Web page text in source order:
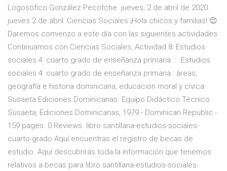
Logosófico González Pecotche. jueves, 2 de abril de 2020.
jueves 2 de abril: Ciencias Sociales ¡Hola chicos y familias! 😊
Daremos comienzo a este día con las siguientes actividades:
Continuamos con Ciencias Sociales, Actividad 8: Estudios
sociales 4: cuarto grado de enseñanza primaria ... Estudios
sociales 4: cuarto grado de enseñanza primaria : áreas,
geografía e historia dominicana, educación moral y cívica.
Susaeta Ediciones Dominicanas. Equipo Didáctico Técnico.
Susaeta, Ediciones Dominicanas, 1979 - Dominican Republic -
159 pages. 0 Reviews. libro santillana-estudios-sociales-
cuarto-grado Aquí encuentras el registro de becas de
estudio. Aquí descubrirás toda la información que tenemos
relativos a becas para libro santillana-estudios-sociales-